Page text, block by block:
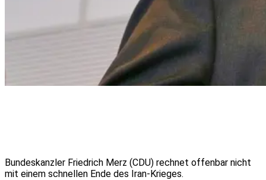
Bundeskanzler Friedrich Merz (CDU) rechnet offenbar nicht
mit einem schnellen Ende des Iran-Krieges.